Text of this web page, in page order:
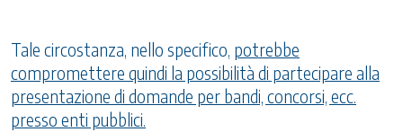
Tale circostanza, nello specifico, potrebbe
compromettere quindi la possibilità di partecipare alla
presentazione di domande per bandi, concorsi, ecc.
presso enti pubblici.